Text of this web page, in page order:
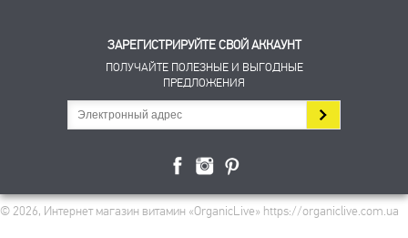
© 2026, Интернет магазин витамин «OrganicLive» https://organiclive.com.ua
ЗАРЕГИСТРИРУЙТЕ СВОЙ АККАУНТ
ПОЛУЧАЙТЕ ПОЛЕЗНЫЕ И ВЫГОДНЫЕ
ПРЕДЛОЖЕНИЯ